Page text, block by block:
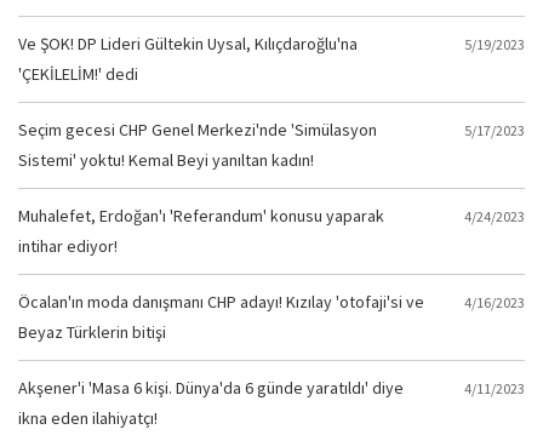
Ve ŞOK! DP Lideri Gültekin Uysal, Kılıçdaroğlu'na
'ÇEKİLELİM!' dedi
5/19/2023
Seçim gecesi CHP Genel Merkezi'nde 'Simülasyon
Sistemi' yoktu! Kemal Beyi yanıltan kadın!
5/17/2023
Muhalefet, Erdoğan'ı 'Referandum' konusu yaparak
intihar ediyor!
4/24/2023
Öcalan'ın moda danışmanı CHP adayı! Kızılay 'otofaji'si ve
Beyaz Türklerin bitişi
4/16/2023
Akşener'i 'Masa 6 kişi. Dünya'da 6 günde yaratıldı' diye
ikna eden ilahiyatçı!
4/11/2023